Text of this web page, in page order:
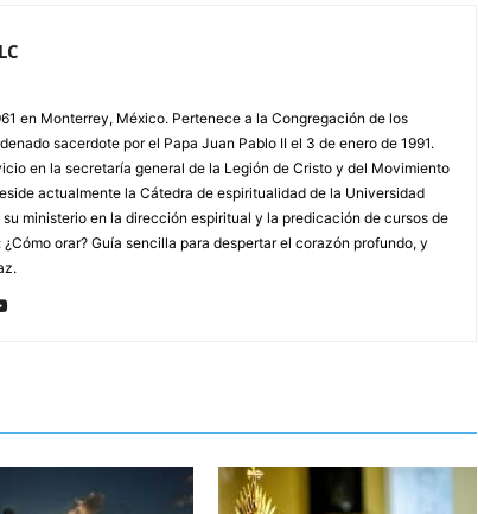
en Monterrey, México. Pertenece a la Congregación de los
sacerdote por el Papa Juan Pablo II el 3 de enero de 1991.
en la secretaría general de la Legión de Cristo y del Movimiento
actualmente la Cátedra de espiritualidad de la Universidad
ministerio en la dirección espiritual y la predicación de cursos de
orar? Guía sencilla para despertar el corazón profundo, y